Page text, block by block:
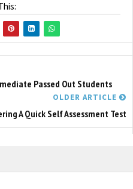
Passed Out Students
OLDER ARTICLE
A Quick Self Assessment Test